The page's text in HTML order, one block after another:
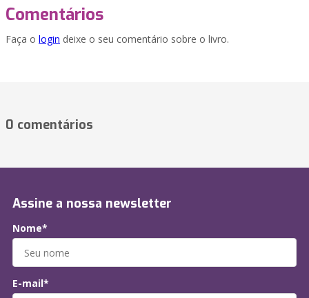
Comentários
Faça o login deixe o seu comentário sobre o livro.
0 comentários
Assine a nossa newsletter
Nome*
E-mail*